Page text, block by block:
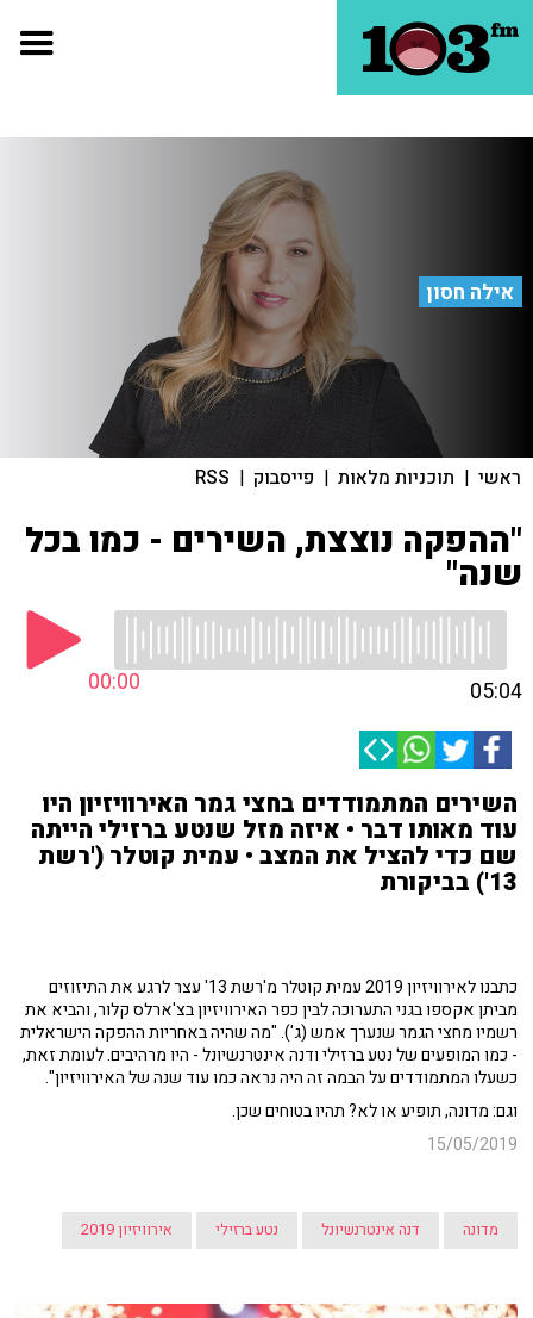
אילה חסון
ראשי | תוכניות מלאות | פייסבוק |
RSS
"ההפקה נוצצת, השירים - כמו בכל
שנה"
00:00 05:04
השירים המתמודדים בחצי גמר האירוויזיון היו
עוד מאותו דבר • איזה מזל שנטע ברזילי הייתה
שם כדי להציל את המצב • עמית קוטלר ('רשת
13') בביקורת
כתבנו לאירוויזיון 2019 עמית קוטלר מ'רשת 13' עצר לרגע את התיזוזים
מביתן אקספו בגני התערוכה לבין כפר האירוויזיון בצ'ארלס קלור, והביא את
רשמיו מחצי הגמר שנערך אמש (ג'). "מה שהיה באחריות ההפקה הישראלית
- כמו המופעים של נטע ברזילי ודנה אינטרנשיונל - היו מרהיבים. לעומת זאת,
כשעלו המתמודדים על הבמה זה היה נראה כמו עוד שנה של האירוויזיון".
וגם: מדונה, תופיע או לא? תהיו בטוחים שכן.
15/05/2019
מדונה דנה אינטרנשיונל נטע ברזילי אירוויזיון 2019